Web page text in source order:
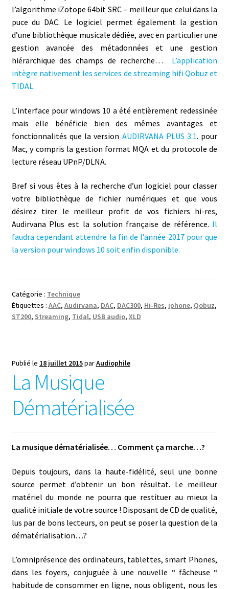
l’algorithme iZotope 64bit SRC – meilleur que celui dans la
puce du DAC. Le logiciel permet également la gestion
d’une bibliothèque musicale dédiée, avec en particulier une
gestion avancée des métadonnées et une gestion
hiérarchique des champs de recherche… L’application
intègre nativement les services de streaming hifi Qobuz et
TIDAL.
L’interface pour windows 10 a été entièrement redessinée
mais elle bénéficie bien des mêmes avantages et
fonctionnalités que la version AUDIRVANA PLUS 3.1. pour
Mac, y compris la gestion format MQA et du protocole de
lecture réseau UPnP/DLNA.
Bref si vous êtes à la recherche d’un logiciel pour classer
votre bibliothèque de fichier numériques et que vous
désirez tirer le meilleur profit de vos fichiers hi-res,
Audirvana Plus est la solution française de référence. Il
faudra cependant attendre la fin de l’année 2017 pour que
la version pour windows 10 soit enfin disponible.
Catégorie : Technique
Étiquettes : AAC, Audirvana, DAC, DAC300, Hi-Res, iphone, Qobuz,
ST200, Streaming, Tidal, USB audio, XLD
Publié le 18 juillet 2015parAudiophile
La Musique
Dématérialisée
La musique dématérialisée… Comment ça marche…?
Depuis toujours, dans la haute-fidélité, seul une bonne
source permet d’obtenir un bon résultat. Le meilleur
matériel du monde ne pourra que restituer au mieux la
qualité initiale de votre source ! Disposant de CD de qualité,
lus par de bons lecteurs, on peut se poser la question de la
dématérialisation…?
L’omniprésence des ordinateurs, tablettes, smart Phones,
dans les foyers, conjuguée à une nouvelle “ fâcheuse “
habitude de consommer en ligne, nous obligent, nous les